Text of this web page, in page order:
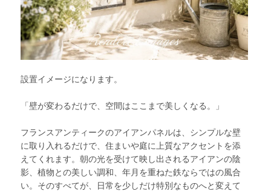
設置イメージになります。
「壁が変わるだけで、空間はここまで美しくなる。」
フランスアンティークのアイアンパネルは、シンプルな壁
に取り入れるだけで、住まいや庭に上質なアクセントを添
えてくれます。朝の光を受けて映し出されるアイアンの陰
影、植物との美しい調和、年月を重ねた鉄ならではの風合
い。そのすべてが、日常を少しだけ特別なものへと変えて